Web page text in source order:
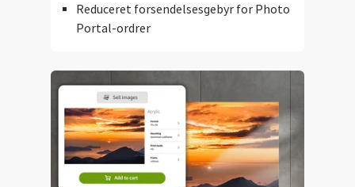
Reduceret forsendelsesgebyr for Photo
Portal-ordrer